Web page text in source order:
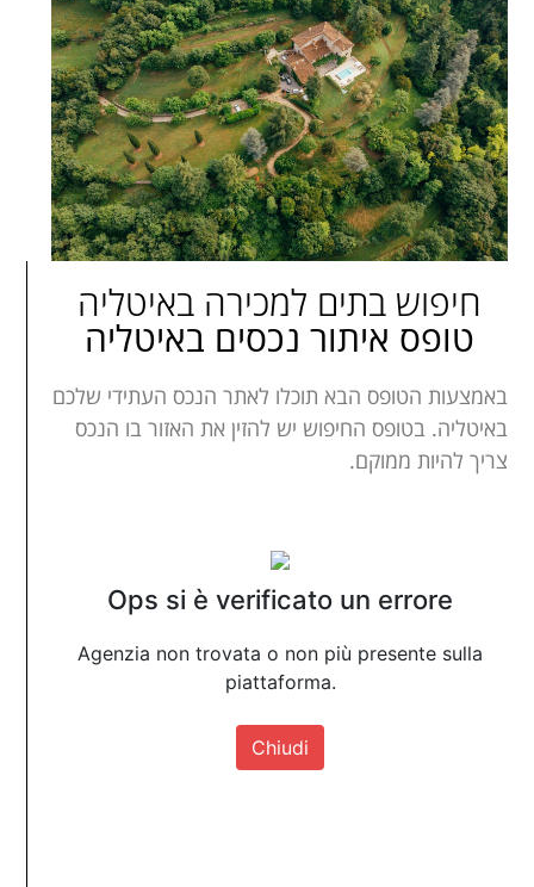
חיפוש בתים למכירה באיטליה
טופס איתור נכסים באיטליה
באמצעות הטופס הבא תוכלו לאתר הנכס העתידי שלכם
באיטליה. בטופס החיפוש יש להזין את האזור בו הנכס
צריך להיות ממוקם.